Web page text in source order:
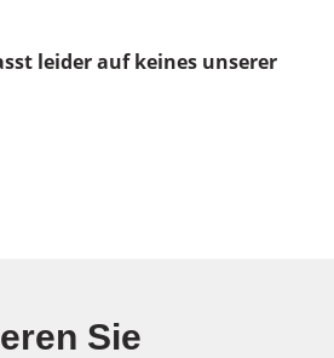
leider auf keines unserer
Sie